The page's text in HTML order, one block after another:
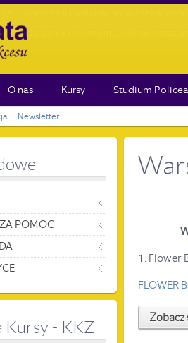
O nas Kursy Studium
Newsletter
1. Flower
FLOWER
Zobacz
POMOC
Kursy - KKZ